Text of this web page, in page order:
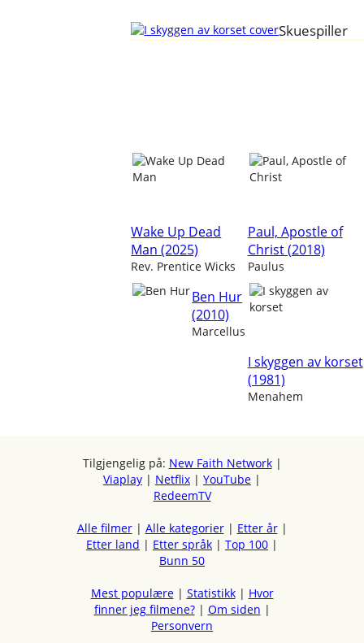
Skuespiller
Wake Up Dead
Man (2025)
Rev. Prentice Wicks
Paul, Apostle of
Christ (2018)
Paulus
Ben Hur
(2010)
Marcellus
I skyggen av korset
(1981)
Menahem
Tilgjengelig på: New Faith Network|
Viaplay | Netflix | YouTube |
RedeemTV
Alle filmer| Alle kategorier| Etter år|
Etter land | Etter språk | Top 100 |
Bunn 50
Mest populære| Statistikk| Hvor
finner jeg filmene?| Om siden |
Personvern